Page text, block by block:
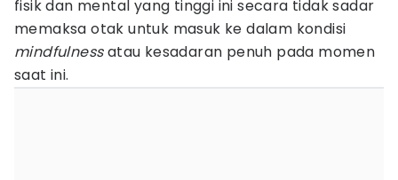
fisik dan mental yang tinggi ini secara tidak sadar
memaksa otak untuk masuk ke dalam kondisi
mindfulnessatau kesadaran penuh pada momen
saat ini.